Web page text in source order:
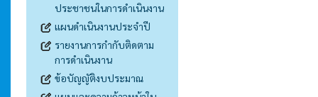
ประชาชนในการดำเนินงาน
แผนดำเนินงานประจำปี
รายงานการกำกับติดตาม
การดำเนินงาน
ข้อบัญญัติงบประมาณ